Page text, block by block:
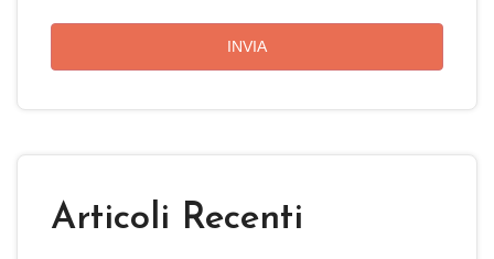
INVIA
Articoli Recenti